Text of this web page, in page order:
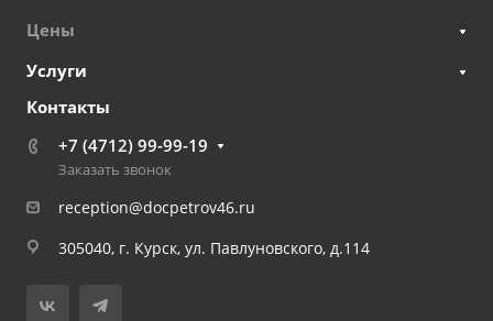
Цены
Услуги
Контакты
+7 (4712) 99-99-19
Заказать звонок
reception@docpetrov46.ru
305040, г. Курск, ул. Павлуновского, д.114